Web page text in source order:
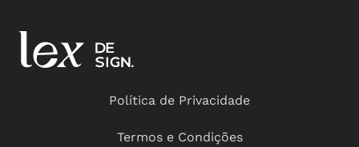
Política de Privacidade
Termos e Condições